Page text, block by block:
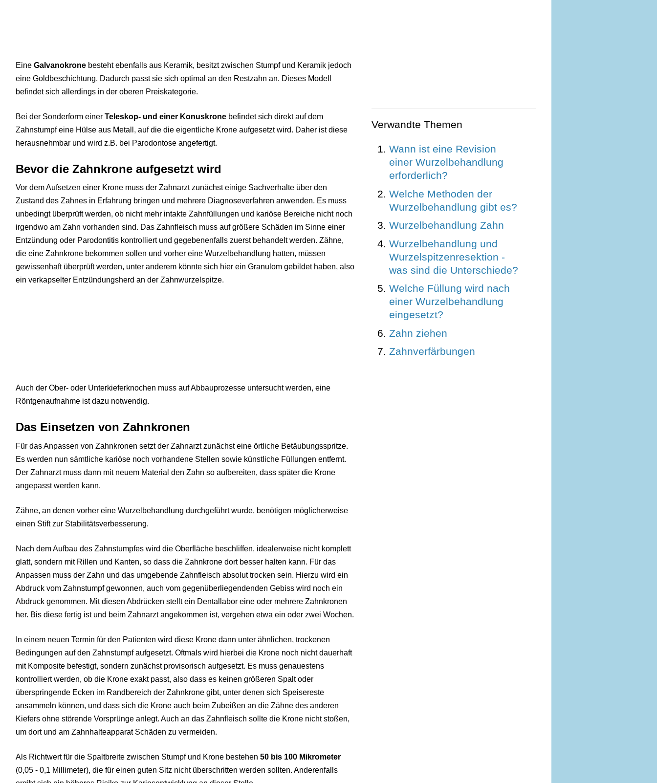
Eine Galvanokrone besteht ebenfalls aus Keramik, besitzt zwischen Stumpf und Keramik jedoch
eine Goldbeschichtung. Dadurch passt sie sich optimal an den Restzahn an. Dieses Modell
befindet sich allerdings in der oberen Preiskategorie.
Bei der Sonderform einer Teleskop- und einer Konuskrone befindet sich direkt auf dem
Zahnstumpf eine Hülse aus Metall, auf die die eigentliche Krone aufgesetzt wird. Daher ist diese
herausnehmbar und wird z.B. bei Parodontose angefertigt.
Bevor die Zahnkrone aufgesetzt wird
Vor dem Aufsetzen einer Krone muss der Zahnarzt zunächst einige Sachverhalte über den
Zustand des Zahnes in Erfahrung bringen und mehrere Diagnoseverfahren anwenden. Es muss
unbedingt überprüft werden, ob nicht mehr intakte Zahnfüllungen und kariöse Bereiche nicht noch
irgendwo am Zahn vorhanden sind. Das Zahnfleisch muss auf größere Schäden im Sinne einer
Entzündung oder Parodontitis kontrolliert und gegebenenfalls zuerst behandelt werden. Zähne,
die eine Zahnkrone bekommen sollen und vorher eine Wurzelbehandlung hatten, müssen
gewissenhaft überprüft werden, unter anderem könnte sich hier ein Granulom gebildet haben, also
ein verkapselter Entzündungsherd an der Zahnwurzelspitze.
Auch der Ober- oder Unterkieferknochen muss auf Abbauprozesse untersucht werden, eine
Röntgenaufnahme ist dazu notwendig.
Das Einsetzen von Zahnkronen
Für das Anpassen von Zahnkronen setzt der Zahnarzt zunächst eine örtliche Betäubungsspritze.
Es werden nun sämtliche kariöse noch vorhandene Stellen sowie künstliche Füllungen entfernt.
Der Zahnarzt muss dann mit neuem Material den Zahn so aufbereiten, dass später die Krone
angepasst werden kann.
Zähne, an denen vorher eine Wurzelbehandlung durchgeführt wurde, benötigen möglicherweise
einen Stift zur Stabilitätsverbesserung.
Nach dem Aufbau des Zahnstumpfes wird die Oberfläche beschliffen, idealerweise nicht komplett
glatt, sondern mit Rillen und Kanten, so dass die Zahnkrone dort besser halten kann. Für das
Anpassen muss der Zahn und das umgebende Zahnfleisch absolut trocken sein. Hierzu wird ein
Abdruck vom Zahnstumpf gewonnen, auch vom gegenüberliegendenden Gebiss wird noch ein
Abdruck genommen. Mit diesen Abdrücken stellt ein Dentallabor eine oder mehrere Zahnkronen
her. Bis diese fertig ist und beim Zahnarzt angekommen ist, vergehen etwa ein oder zwei Wochen.
In einem neuen Termin für den Patienten wird diese Krone dann unter ähnlichen, trockenen
Bedingungen auf den Zahnstumpf aufgesetzt. Oftmals wird hierbei die Krone noch nicht dauerhaft
mit Komposite befestigt, sondern zunächst provisorisch aufgesetzt. Es muss genauestens
kontrolliert werden, ob die Krone exakt passt, also dass es keinen größeren Spalt oder
überspringende Ecken im Randbereich der Zahnkrone gibt, unter denen sich Speisereste
ansammeln können, und dass sich die Krone auch beim Zubeißen an die Zähne des anderen
Kiefers ohne störende Vorsprünge anlegt. Auch an das Zahnfleisch sollte die Krone nicht stoßen,
um dort und am Zahnhalteapparat Schäden zu vermeiden.
Als Richtwert für die Spaltbreite zwischen Stumpf und Krone bestehen 50 bis 100 Mikrometer
(0,05 - 0,1 Millimeter), die für einen guten Sitz nicht überschritten werden sollten. Anderenfalls
Verwandte Themen
Wann ist eine Revision
einer Wurzelbehandlung
erforderlich?
Welche Methoden der
Wurzelbehandlung gibt es?
Wurzelbehandlung Zahn
Wurzelbehandlung und
Wurzelspitzenresektion -
was sind die Unterschiede?
Welche Füllung wird nach
einer Wurzelbehandlung
eingesetzt?
Zahn ziehen
Zahnverfärbungen